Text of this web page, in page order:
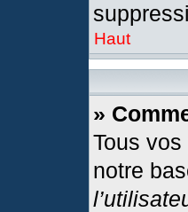
Haut
»
Tous
notre